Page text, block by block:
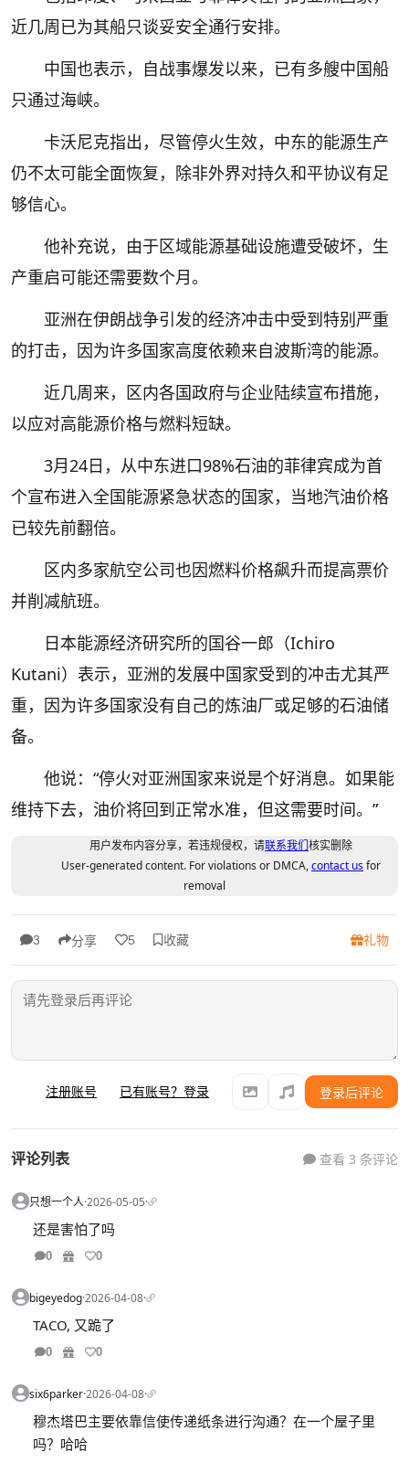
近几周已为其船只谈妥安全通行安排。
中国也表示，自战事爆发以来，已有多艘中国船
只通过海峡。
卡沃尼克指出，尽管停火生效，中东的能源生产
仍不太可能全面恢复，除非外界对持久和平协议有足
够信心。
他补充说，由于区域能源基础设施遭受破坏，生
产重启可能还需要数个月。
亚洲在伊朗战争引发的经济冲击中受到特别严重
的打击，因为许多国家高度依赖来自波斯湾的能源。
近几周来，区内各国政府与企业陆续宣布措施，
以应对高能源价格与燃料短缺。
3月24日，从中东进口98%石油的菲律宾成为首
个宣布进入全国能源紧急状态的国家，当地汽油价格
已较先前翻倍。
区内多家航空公司也因燃料价格飙升而提高票价
并削减航班。
日本能源经济研究所的国谷一郎（Ichiro
Kutani）表示，亚洲的发展中国家受到的冲击尤其严
重，因为许多国家没有自己的炼油厂或足够的石油储
备。
他说：“停火对亚洲国家来说是个好消息。如果能
维持下去，油价将回到正常水准，但这需要时间。”
用户发布内容分享，若违规侵权，请联系我们核实删除
User-generated content. For violations or DMCA,contact usfor
removal
3 分享 5 收藏 礼物
注册账号 已有账号？登录 登录后评论
评论列表 查看 3 条评论
只想一个人·2026-05-05·
还是害怕了吗
0 0
bigeyedog·2026-04-08·
TACO, 又跪了
0 0
six6parker·2026-04-08·
穆杰塔巴主要依靠信使传递纸条进行沟通？在一个屋子里
吗？哈哈